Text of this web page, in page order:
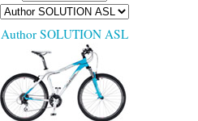
Author SOLUTION ASL